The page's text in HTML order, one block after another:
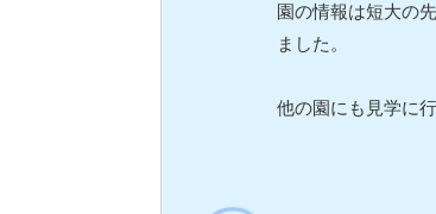
園の情報は短大の
ました。
他の園にも見学に